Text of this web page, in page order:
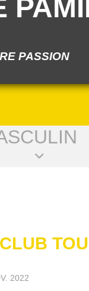
PASSION
2022